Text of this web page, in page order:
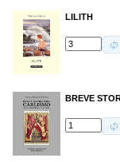
LILITH
BREVE